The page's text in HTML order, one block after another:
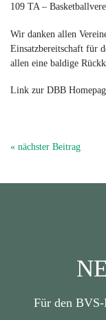
109 TA –
Wir danken allen
Einsatzbereitschaft für
allen eine baldige
Link zur DBB
« nächster Beitrag
Für den